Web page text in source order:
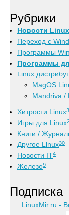
Рубрики
Новости Linux
Переход с
Программы
Программы
Linux
MagOS
Mandriva /
Хитрости Linux
Игры для Linux
Книги /
Другое Linux30
Новости IT4
Железо9
Подписка
LinuxMir.ru -